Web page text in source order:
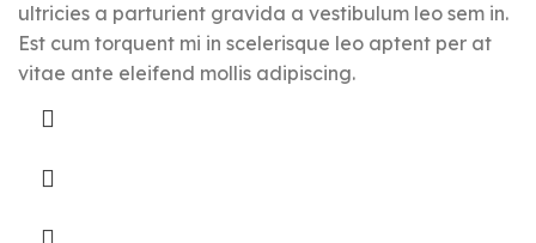
ultricies a parturient gravida a vestibulum leo sem in.
Est cum torquent mi in scelerisque leo aptent per at
vitae ante eleifend mollis adipiscing.